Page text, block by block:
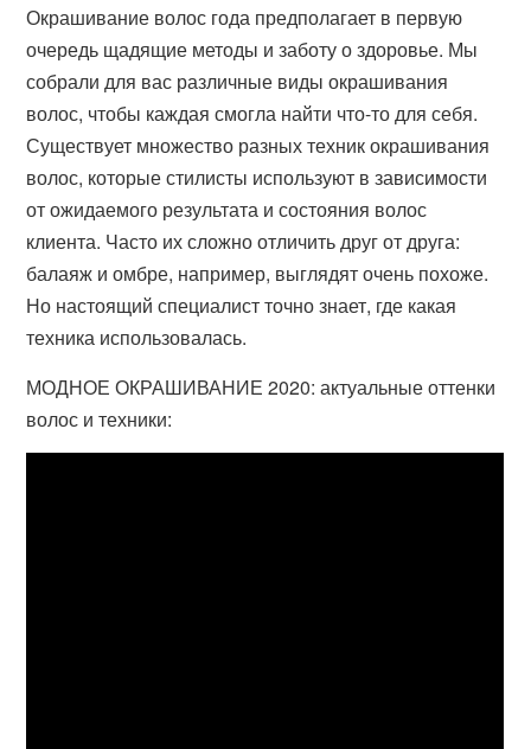
Окрашивание волос года предполагает в первую
очередь щадящие методы и заботу о здоровье. Мы
собрали для вас различные виды окрашивания
волос, чтобы каждая смогла найти что-то для себя.
Существует множество разных техник окрашивания
волос, которые стилисты используют в зависимости
от ожидаемого результата и состояния волос
клиента. Часто их сложно отличить друг от друга:
балаяж и омбре, например, выглядят очень похоже.
Но настоящий специалист точно знает, где какая
техника использовалась.
МОДНОЕ ОКРАШИВАНИЕ 2020: актуальные оттенки
волос и техники: